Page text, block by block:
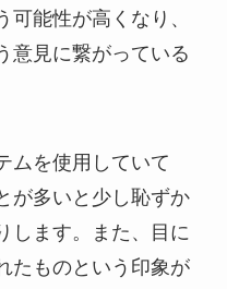
能性が高くなり、
意見に繋がっている
ムを使用していて
が多いと少し恥ずか
します。また、目に
たものという印象が